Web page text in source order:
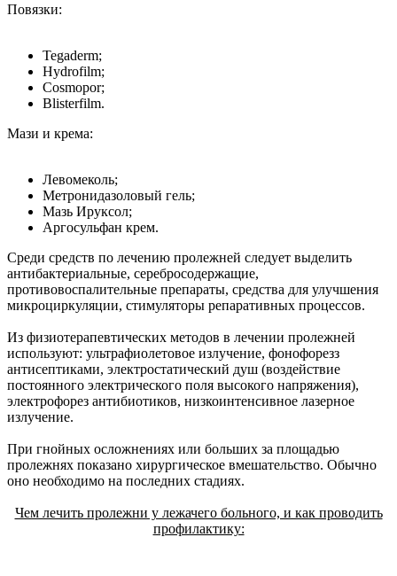
Повязки:
Tegaderm;
Hydrofilm;
Cosmopor;
Blisterfilm.
Мази и крема:
Левомеколь;
Метронидазоловый гель;
Мазь Ируксол;
Аргосульфан крем.
Среди средств по лечению пролежней следует выделить
антибактериальные, серебросодержащие,
противовоспалительные препараты, средства для улучшения
микроциркуляции, стимуляторы репаративных процессов.
Из физиотерапевтических методов в лечении пролежней
используют: ультрафиолетовое излучение, фонофорезз
антисептиками, электростатический душ (воздействие
постоянного электрического поля высокого напряжения),
электрофорез антибиотиков, низкоинтенсивное лазерное
излучение.
При гнойных осложнениях или больших за площадью
пролежнях показано хирургическое вмешательство. Обычно
оно необходимо на последних стадиях.
Чем лечить пролежни у лежачего больного, и как проводить
профилактику: